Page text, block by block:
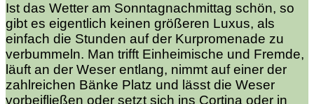
Ist das Wetter am Sonntagnachmittag schön, so
gibt es eigentlich keinen größeren Luxus, als
einfach die Stunden auf der Kurpromenade zu
verbummeln. Man trifft Einheimische und Fremde,
läuft an der Weser entlang, nimmt auf einer der
zahlreichen Bänke Platz und lässt die Weser
vorbeifließen oder setzt sich ins Cortina oder in